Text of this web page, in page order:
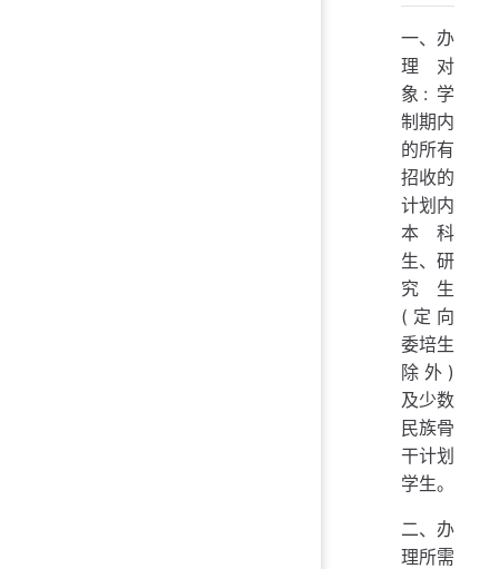
一、办
理对
象: 学
制期内
的所有
招收的
计划内
本科
生、研
究生
(定向
委培生
除外)
及少数
民族骨
干计划
学生。
二、办
理所需